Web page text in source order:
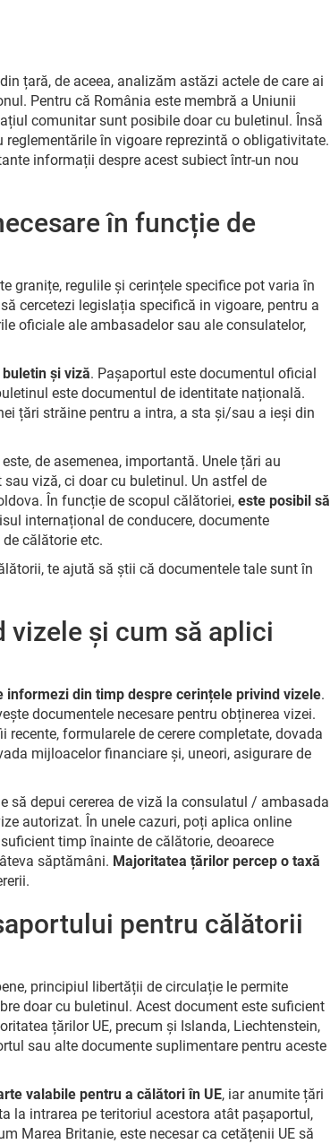
țară, de aceea, analizăm astăzi actele de care ai
Pentru că România este membră a Uniunii
comunitar sunt posibile doar cu buletinul. Însă
în vigoare reprezintă o obligativitate.
informații despre acest subiect într-un nou
în funcție de
granițe, regulile și cerințele specifice pot varia în
cercetezi legislația specifică in vigoare, pentru a
oficiale ale ambasadelor sau ale consulatelor,
și viză. Pașaportul este documentul oficial
este documentul de identitate națională.
țări străine pentru a intra, a sta și/sau a ieși din
de asemenea, importantă. Unele țări au
viză, ci doar cu buletinul. Un astfel de
În funcție de scopul călătoriei, este posibil să
internațional de conducere, documente
călătorie etc.
te ajută să știi că documentele tale sunt în
și cum să aplici
informezi din timp despre cerințele privind vizele.
documentele necesare pentru obținerea vizei.
formularele de cerere completate, dovada
mijloacelor financiare și, uneori, asigurare de
să depui cererea de viză la consulatul / ambasada
autorizat. În unele cazuri, poți aplica online
timp înainte de călătorie, deoarece
săptămâni. Majoritatea țărilor percep o taxă
pentru călătorii
principiul libertății de circulație le permite
doar cu buletinul. Acest document este suficient
țărilor UE, precum și Islanda, Liechtenstein,
sau alte documente suplimentare pentru aceste
valabile pentru a călători în UE, iar anumite țări
la intrarea pe teritoriul acestora atât pașaportul,
Marea Britanie, este necesar ca cetățenii UE să